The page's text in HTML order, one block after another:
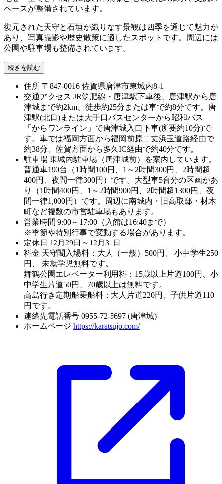
ペースが整備されています。
復元された天守と石垣が織りなす景観は四季を通じて魅力が
あり、写真撮影や歴史散策に適したスポットです。周辺には
公園や駐車場も整備されています。
続きを読む
住所 〒847-0016 佐賀県唐津市東城内8-1
交通アクセス JR筑肥線・唐津駅下車後、唐津駅から唐
津城まで約2km、徒歩約25分または車で約8分です。唐
津駅(北口)または大手口バスセンターから昭和バス
「からワンライン」で唐津城入口下車(所要約10分)で
す。車では福岡方面から福岡前原二丈浜玉道路経由で
約38分、佐賀方面から多久IC経由で約40分です。
駐車場 東城内駐車場（唐津城前）を案内しています。
普通車190台（1時間100円、1～2時間300円、2時間超
400円、夜間一律300円）です。大型車5台分の区画があ
り（1時間400円、1～2時間900円、2時間超1300円、夜
間一律1,000円）です。周辺に南城内・旧高取邸・材木
町など複数の市営駐車場もあります。
営業時間 9:00～17:00（入館は16:40まで）
※季節や特別行事で変動する場合があります。
定休日 12月29日～12月31日
料金 天守閣入場料：大人（一般）500円、 小中学生250
円、 未就学児無料です。
舞鶴公園エレベーター利用料：15歳以上片道100円、小
中学生片道50円、70歳以上は無料です。
高島行き定期船乗船料：大人片道220円、子供片道110
円です。
連絡先電話番号 0955-72-5697 (唐津城)
ホームページ https://karatsujo.com/